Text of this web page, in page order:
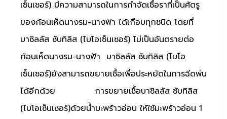
เซ็นเซอร์) มีความสามารถในการกำจัดเชื้อราที่เป็นศัตรู
ของก้อนเห็ดนางรม-นางฟ้า ได้เกือบทุกชนิด โดยที่
บาซิลลัส ซับทิลิส (ไบโอเซ็นเซอร์) ไม่เป็นอันตรายต่อ
ก้อนเห็ดนางรม-นางฟ้า บาซิลลัส ซับทิลิส (ไบโอ
เซ็นเซอร์)ยังสามารถขยายเชื้อเพื่อประหยัดในการฉีดพ่น
ได้อีกด้วย การขยายเชื้อบาซิลลัส ซับทิลิส
(ไบโอเซ็นเซอร์)ด้วยน้ำมะพร้าวอ่อน ให้ใช้มะพร้าวอ่อน 1